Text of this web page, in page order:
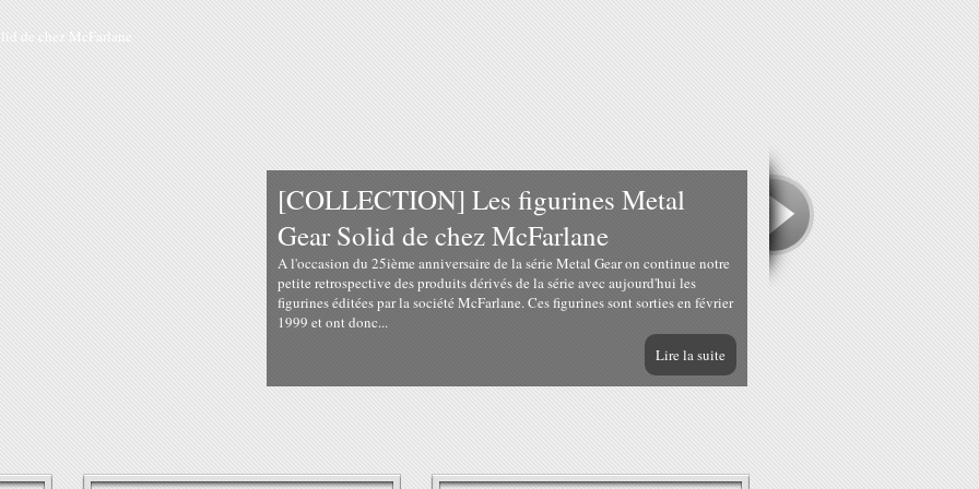
[COLLECTION] Les figurines Metal
Gear Solid de chez McFarlane
A l'occasion du 25ième anniversaire de la série Metal Gear on continue notre
petite retrospective des produits dérivés de la série avec aujourd'hui les
figurines éditées par la société McFarlane. Ces figurines sont sorties en février
1999 et ont donc...
Lire la suite